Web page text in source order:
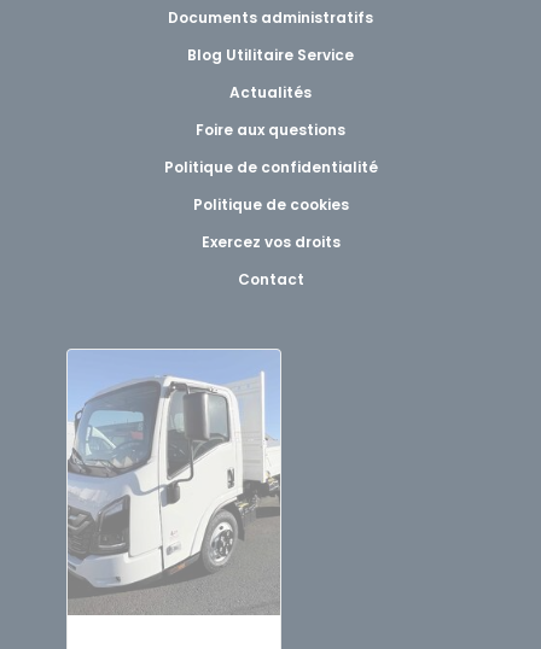
Documents administratifs
Blog Utilitaire Service
Actualités
Foire aux questions
Politique de confidentialité
Politique de cookies
Exercez vos droits
Contact